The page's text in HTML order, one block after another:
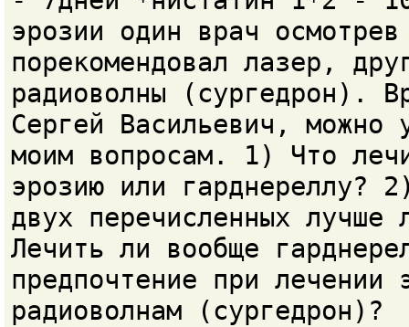
эрозии один врач
порекомендовал лазер,
радиоволны (сургедрон).
Сергей Васильевич, можно
моим вопросам. 1) Что
эрозию или гарднереллу?
двух перечисленных лучше
Лечить ли вообще
предпочтение при лечении
радиоволнам (сургедрон)?